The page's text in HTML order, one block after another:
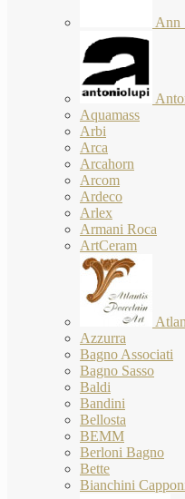
Ann
Aquamass
Arbi
Arca
Arcahorn
Arcom
Ardeco
Arlex
Armani Roca
ArtCeram
Azzurra
Bagno Associati
Bagno Sasso
Baldi
Bandini
Bellosta
BEMM
Berloni Bagno
Bette
Bianchini